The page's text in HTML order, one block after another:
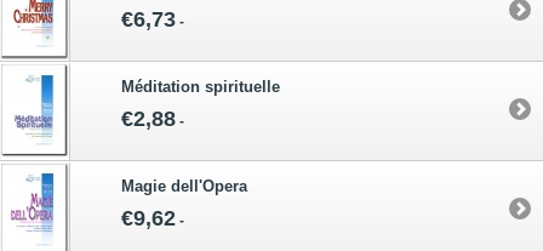
€6,73 -
Méditation spirituelle
€2,88 -
Magie dell'Opera
€9,62 -